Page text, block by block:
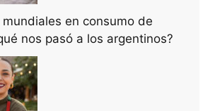
mundiales en consumo de
nos pasó a los argentinos?